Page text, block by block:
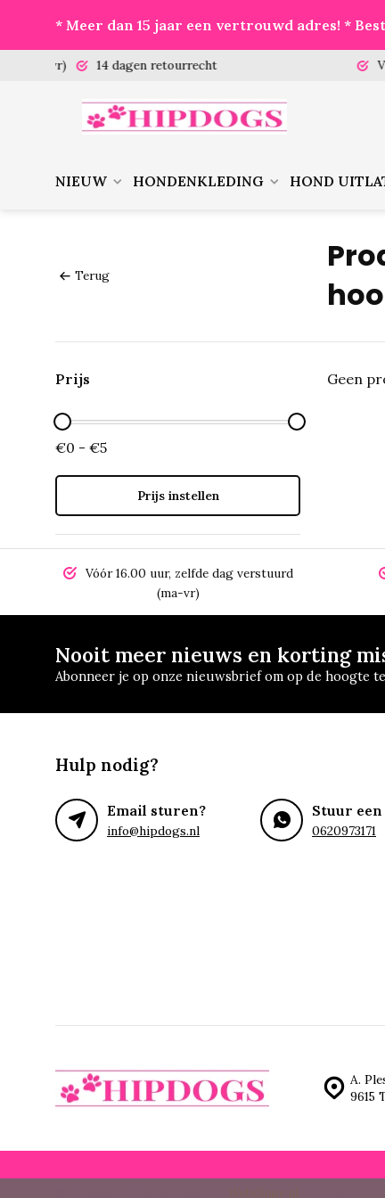
* Meer dan 15 jaar een vertrouwd adres! *
14 dagen retourrecht
NIEUW HONDENKLEDING HOND
Terug
Prijs
€0 - €5
Prijs instellen
Geen
Vóór 16.00 uur, zelfde dag verstuurd
(ma-vr)
Nooit meer nieuws en korting
Abonneer je op onze nieuwsbrief om op de hoogte
Hulp nodig?
Email sturen?
info@hipdogs.nl
Stuur een
0620973171
A.
9615